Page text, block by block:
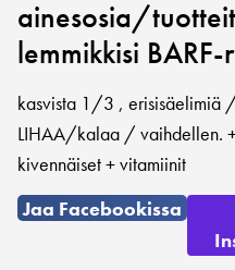
ainesosia/
lemmikkisi
kasvista 1/3 ,
LIHAA/kalaa / vaihdellen.
kivennäiset + vitamiinit
Jaa Facebookissa